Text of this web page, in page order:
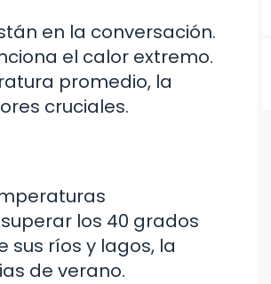
en la conversación.
el calor extremo.
promedio, la
cruciales.
los 40 grados
sus ríos y lagos, la
de verano.